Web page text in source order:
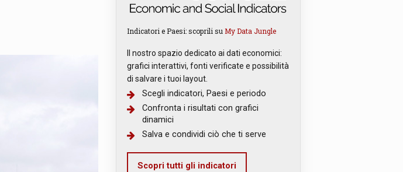
Indicatori e Paesi: scoprili su My Data Jungle
Il nostro spazio dedicato ai dati economici:
grafici interattivi, fonti verificate e possibilità
di salvare i tuoi layout.
Scegli indicatori, Paesi e periodo
Confronta i risultati con grafici
dinamici
Salva e condividi ciò che ti serve
Scopri tutti gli indicatori